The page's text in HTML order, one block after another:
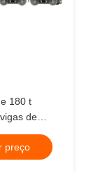
180 t
de
preço